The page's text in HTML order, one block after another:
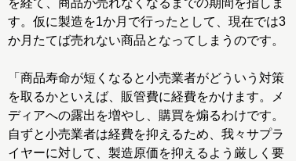
を経て、商品が売れなくなるまでの期間を指しま
す。仮に製造を1か月で行ったとして、現在では3
か月たてば売れない商品となってしまうのです。
「商品寿命が短くなると小売業者がどういう対策
を取るかといえば、販管費に経費をかけます。メ
ディアへの露出を増やし、購買を煽るわけです。
自ずと小売業者は経費を抑えるため、我々サプラ
イヤーに対して、製造原価を抑えるよう厳しく要